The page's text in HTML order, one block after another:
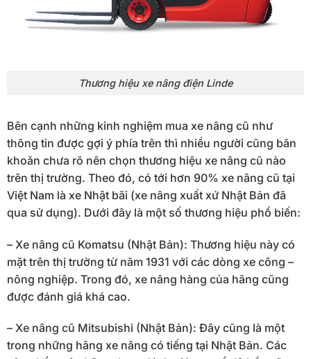
Thương hiệu xe nâng điện Linde
Bên cạnh những kinh nghiệm mua xe nâng cũ như
thông tin được gợi ý phía trên thì nhiều người cũng băn
khoăn chưa rõ nên chọn thương hiệu xe nâng cũ nào
trên thị trường. Theo đó, có tới hơn 90% xe nâng cũ tại
Việt Nam là xe Nhật bãi (xe nâng xuất xứ Nhật Bản đã
qua sử dụng). Dưới đây là một số thương hiệu phổ biến:
– Xe nâng cũ Komatsu (Nhật Bản): Thương hiệu này có
mặt trên thị trường từ năm 1931 với các dòng xe công –
nông nghiệp. Trong đó, xe nâng hàng của hãng cũng
được đánh giá khá cao.
– Xe nâng cũ Mitsubishi (Nhật Bản): Đây cũng là một
trong những hãng xe nâng có tiếng tại Nhật Bản. Các